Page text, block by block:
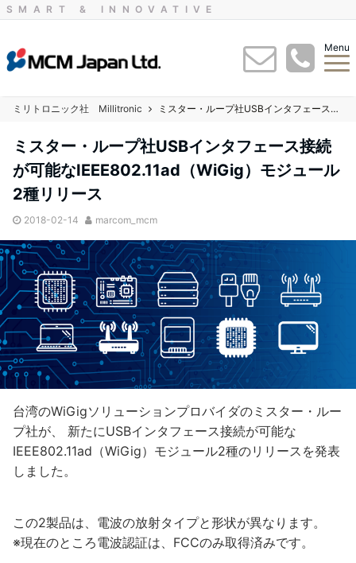
SMART & INNOVATIVE
Menu
ミリトロニック社 Millitronic ミスター・ループ社USBインタフェース接続が可能なIEEE802.11ad（WiGig）モジュール2種リリース
ミスター・ループ社USBインタフェース接続
が可能なIEEE802.11ad（WiGig）モジュール
2種リリース
2018-02-14 marcom_mcm
台湾のWiGigソリューションプロバイダのミスター・ルー
プ社が、 新たにUSBインタフェース接続が可能な
IEEE802.11ad（WiGig）モジュール2種のリリースを発表
しました。
この2製品は、電波の放射タイプと形状が異なります。
※現在のところ電波認証は、FCCのみ取得済みです。